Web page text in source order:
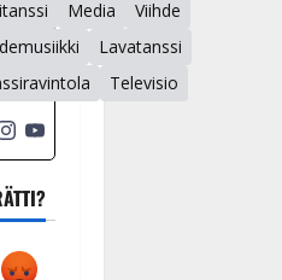
Media
Viihde
Lavatanssi
Televisio